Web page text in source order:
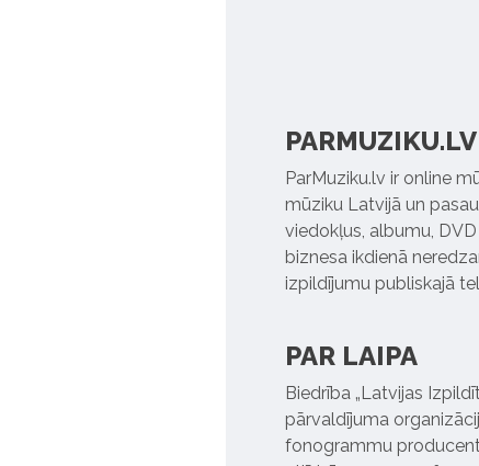
PARMUZIKU.LV
ParMuziku.lv ir online
mūziku Latvijā un
viedokļus, albumu,
biznesa ikdienā
izpildījumu publiskajā
PAR LAIPA
Biedrība „Latvijas
pārvaldījuma
fonogrammu